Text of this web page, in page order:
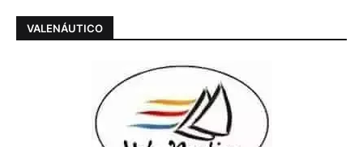
VALENÁUTICO